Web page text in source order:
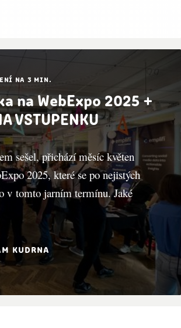
na 3 min.
na WebExpo 2025 +
VSTUPENKU
sešel, přichází měsíc květen
2025, které se po nejistých
v tomto jarním termínu. Jaké
kudrna